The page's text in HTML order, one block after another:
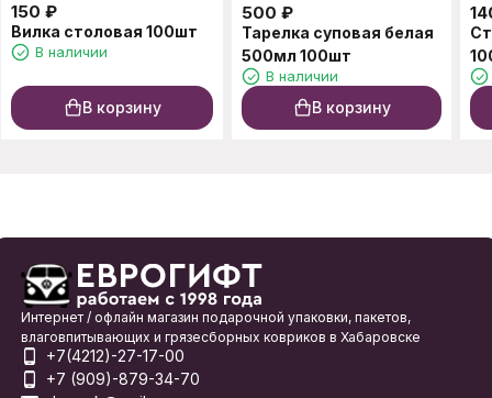
150 ₽
Вилка столовая 100шт
В наличии
В корзину
500 ₽
Тарелка суповая белая
500мл 100шт
В наличии
В корзину
Интернет / офлайн магазин подарочной упаковки, пакетов,
влаговпитывающих и грязесборных ковриков в Хабаровске
+7(4212)-27-17-00
+7 (909)-879-34-70